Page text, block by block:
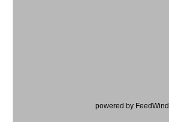
powered by FeedWind